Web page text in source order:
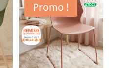
Promo !